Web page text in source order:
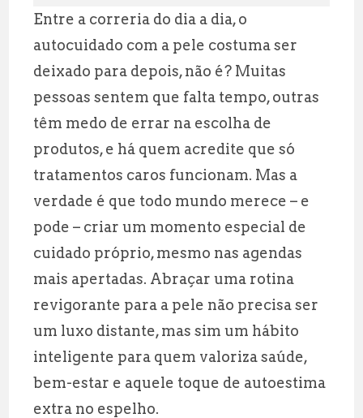
Entre a correria do dia a dia, o
autocuidado com a pele costuma ser
deixado para depois, não é? Muitas
pessoas sentem que falta tempo, outras
têm medo de errar na escolha de
produtos, e há quem acredite que só
tratamentos caros funcionam. Mas a
verdade é que todo mundo merece – e
pode – criar um momento especial de
cuidado próprio, mesmo nas agendas
mais apertadas. Abraçar uma rotina
revigorante para a pele não precisa ser
um luxo distante, mas sim um hábito
inteligente para quem valoriza saúde,
bem-estar e aquele toque de autoestima
extra no espelho.